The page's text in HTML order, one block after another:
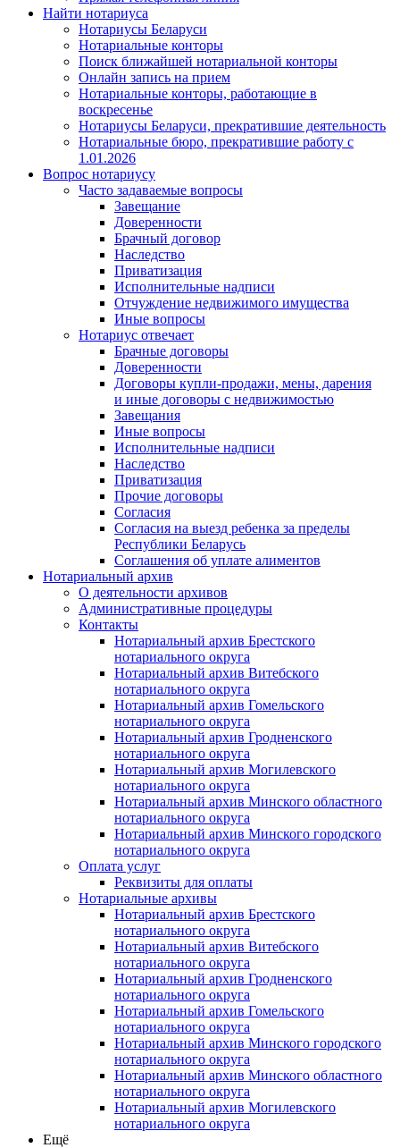
Найти нотариуса
Нотариусы Беларуси
Нотариальные конторы
Поиск ближайшей нотариальной конторы
Онлайн запись на прием
Нотариальные конторы, работающие в
воскресенье
Нотариусы Беларуси, прекратившие деятельность
Нотариальные бюро, прекратившие работу с
1.01.2026
Вопрос нотариусу
Часто задаваемые вопросы
Завещание
Доверенности
Брачный договор
Наследство
Приватизация
Исполнительные надписи
Отчуждение недвижимого имущества
Иные вопросы
Нотариус отвечает
Брачные договоры
Доверенности
Договоры купли-продажи, мены, дарения
и иные договоры с недвижимостью
Завещания
Иные вопросы
Исполнительные надписи
Наследство
Приватизация
Прочие договоры
Согласия
Согласия на выезд ребенка за пределы
Республики Беларусь
Соглашения об уплате алиментов
Нотариальный архив
О деятельности архивов
Административные процедуры
Контакты
Нотариальный архив Брестского
нотариального округа
Нотариальный архив Витебского
нотариального округа
Нотариальный архив Гомельского
нотариального округа
Нотариальный архив Гродненского
нотариального округа
Нотариальный архив Могилевского
нотариального округа
Нотариальный архив Минского областного
нотариального округа
Нотариальный архив Минского городского
нотариального округа
Оплата услуг
Реквизиты для оплаты
Нотариальные архивы
Нотариальный архив Брестского
нотариального округа
Нотариальный архив Витебского
нотариального округа
Нотариальный архив Гродненского
нотариального округа
Нотариальный архив Гомельского
нотариального округа
Нотариальный архив Минского городского
нотариального округа
Нотариальный архив Минского областного
нотариального округа
Нотариальный архив Могилевского
нотариального округа
Ещё